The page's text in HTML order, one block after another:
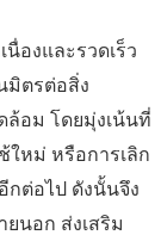
องและรวดเร็ว
มิตรต่อสิ่ง
อม โดยมุ่งเน้นที่
ใหม่ หรือการเลิก
กต่อไป ดังนั้นจึง
นอก ส่งเสริม